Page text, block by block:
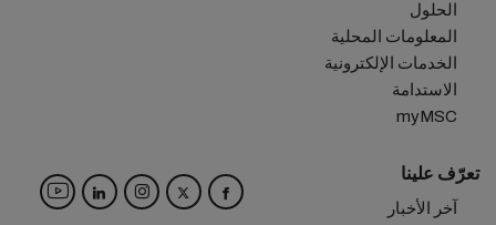
الحلول
المعلومات المحلية
الخدمات الإلكترونية
الاستدامة
myMSC
تعرّف علينا
آخر الأخبار